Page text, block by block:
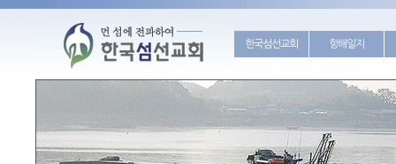
한국섬선교회 항해일지